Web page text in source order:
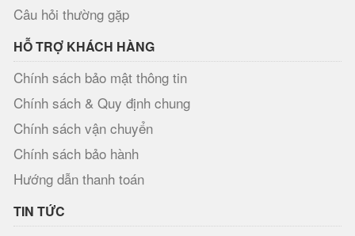
Câu hỏi thường gặp
HỖ TRỢ KHÁCH HÀNG
Chính sách bảo mật thông tin
Chính sách & Quy định chung
Chính sách vận chuyển
Chính sách bảo hành
Hướng dẫn thanh toán
TIN TỨC